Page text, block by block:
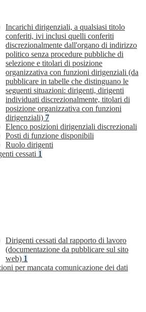
Incarichi dirigenziali, a qualsiasi titolo
conferiti, ivi inclusi quelli conferiti
discrezionalmente dall'organo di indirizzo
politico senza procedure pubbliche di
selezione e titolari di posizione
organizzativa con funzioni dirigenziali (da
pubblicare in tabelle che distinguano le
seguenti situazioni: dirigenti, dirigenti
individuati discrezionalmente, titolari di
posizione organizzativa con funzioni
dirigenziali) 7
Elenco posizioni dirigenziali discrezionali
Posti di funzione disponibili
Ruolo dirigenti
cessati 1
Dirigenti cessati dal rapporto di lavoro
(documentazione da pubblicare sul sito
web) 1
per mancata comunicazione dei dati